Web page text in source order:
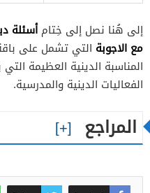
إلى هُنا نصل إلى خِتام
مع الاجوبة التي تشمل على
المناسبة الدينية العظيمة
الفعاليات الدينية والمدرسية.
المراجع